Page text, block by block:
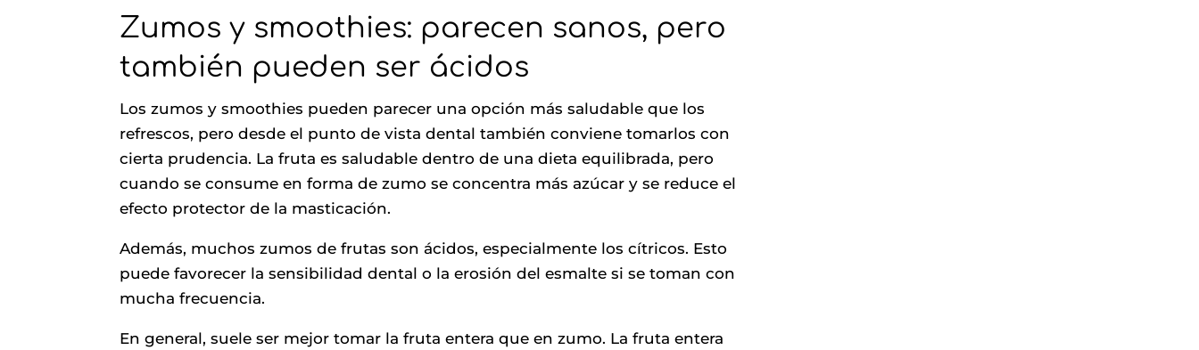
Zumos y smoothies: parecen sanos, pero
también pueden ser ácidos
Los zumos y smoothies pueden parecer una opción más saludable que los
refrescos, pero desde el punto de vista dental también conviene tomarlos con
cierta prudencia. La fruta es saludable dentro de una dieta equilibrada, pero
cuando se consume en forma de zumo se concentra más azúcar y se reduce el
efecto protector de la masticación.
Además, muchos zumos de frutas son ácidos, especialmente los cítricos. Esto
puede favorecer la sensibilidad dental o la erosión del esmalte si se toman con
mucha frecuencia.
En general, suele ser mejor tomar la fruta entera que en zumo. La fruta entera